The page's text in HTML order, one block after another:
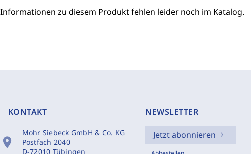
Informationen zu diesem Produkt fehlen leider noch im Katalog.
KONTAKT
location_on
Mohr Siebeck GmbH & Co. KG
Postfach 2040
D-72010 Tübingen
NEWSLETTER
Jetzt abonnieren